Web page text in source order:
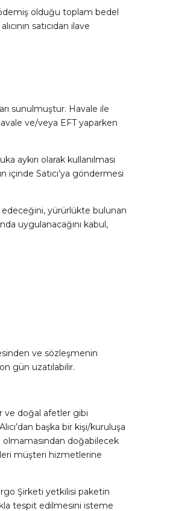
olduğu toplam bedel
satıcıdan ilave
sunulmuştur. Havale ile
ve/veya EFT yaparken
aykırı olarak kullanılması
içinde Satıcı’ya göndermesi
edeceğini, yürürlükte bulunan
uygulanacağını kabul,
ve sözleşmenin
gün uzatılabilir.
ve doğal afetler gibi
başka bir kişi/kuruluşa
olmamasından doğabilecek
müşteri hizmetlerine
Şirketi yetkilisi paketin
tespit edilmesini isteme